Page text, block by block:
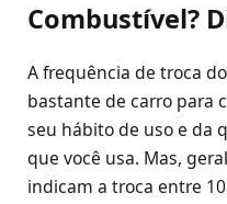
Combustível?
A frequência de troca
bastante de carro para
seu hábito de uso e da
que você usa. Mas,
indicam a troca entre